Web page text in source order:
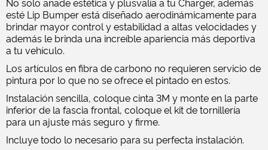
esté Lip Bumper está diseñado aerodinámicamente para
brindar mayor control y estabilidad a altas velocidades y
además le brinda una increíble apariencia más deportiva
a tu vehículo.
Los artículos en fibra de carbono no requieren servicio de
pintura por lo que no se ofrece el pintado en estos.
Instalación sencilla, coloque cinta 3M y monte en la parte
inferior de la fascia frontal, coloque el kit de tornillería
para un ajuste más seguro y firme.
Incluye todo lo necesario para su perfecta instalación.